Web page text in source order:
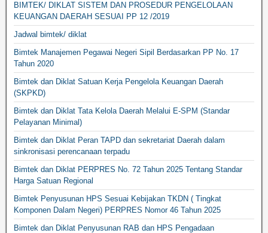
BIMTEK/ DIKLAT SISTEM DAN PROSEDUR PENGELOLAAN
KEUANGAN DAERAH SESUAI PP 12 /2019
Jadwal bimtek/ diklat
Bimtek Manajemen Pegawai Negeri Sipil Berdasarkan PP No. 17
Tahun 2020
Bimtek dan Diklat Satuan Kerja Pengelola Keuangan Daerah
(SKPKD)
Bimtek dan Diklat Tata Kelola Daerah Melalui E-SPM (Standar
Pelayanan Minimal)
Bimtek dan Diklat Peran TAPD dan sekretariat Daerah dalam
sinkronisasi perencanaan terpadu
Bimtek dan Diklat PERPRES No. 72 Tahun 2025 Tentang Standar
Harga Satuan Regional
Bimtek Penyusunan HPS Sesuai Kebijakan TKDN ( Tingkat
Komponen Dalam Negeri) PERPRES Nomor 46 Tahun 2025
Bimtek dan Diklat Penyusunan RAB dan HPS Pengadaan